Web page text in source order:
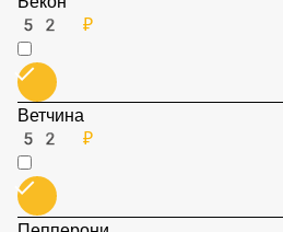
Грибы
52 ₽
Бекон